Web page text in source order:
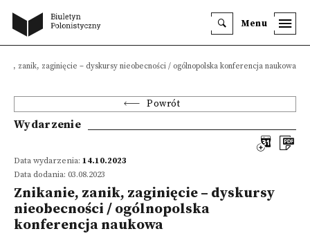
Menu
zanik, zaginięcie – dyskursy nieobecności / ogólnopolska konferencja naukowa
Powrót
Wydarzenie
Data wydarzenia: 14.10.2023
Data dodania: 03.08.2023
Znikanie, zanik, zaginięcie – dyskursy
nieobecności / ogólnopolska
konferencja naukowa